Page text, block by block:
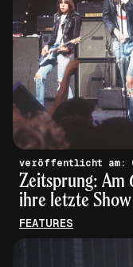
Zeitsprung: Am
ihre letzte Show
FEATURES